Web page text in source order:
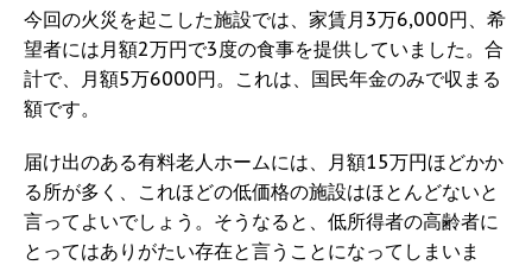
今回の火災を起こした施設では、家賃月3万6,000円、希
望者には月額2万円で3度の食事を提供していました。合
計で、月額5万6000円。これは、国民年金のみで収まる
額です。
届け出のある有料老人ホームには、月額15万円ほどかか
る所が多く、これほどの低価格の施設はほとんどないと
言ってよいでしょう。そうなると、低所得者の高齢者に
とってはありがたい存在と言うことになってしまいま